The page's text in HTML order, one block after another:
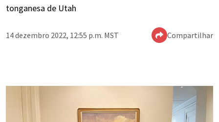
tonganesa de Utah
14 dezembro 2022, 12:55 p.m. MST Compartilhar